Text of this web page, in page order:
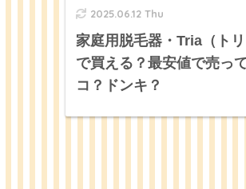
2025.06.12 Thu
家庭用脱毛器・Tria（ト
で買える？最安値で売っ
コ？ドンキ？